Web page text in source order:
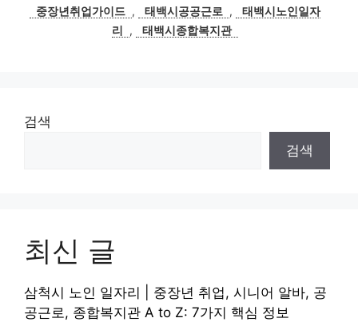
중장년취업가이드 , 태백시공공근로 ,
태백시노인일자
리
, 태백시종합복지관
검색
검색
최신 글
삼척시 노인 일자리 | 중장년 취업, 시니어 알바, 공
공근로, 종합복지관 A to Z: 7가지 핵심 정보